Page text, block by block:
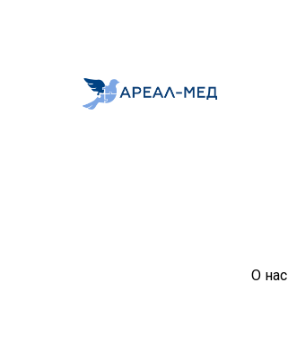
О нас